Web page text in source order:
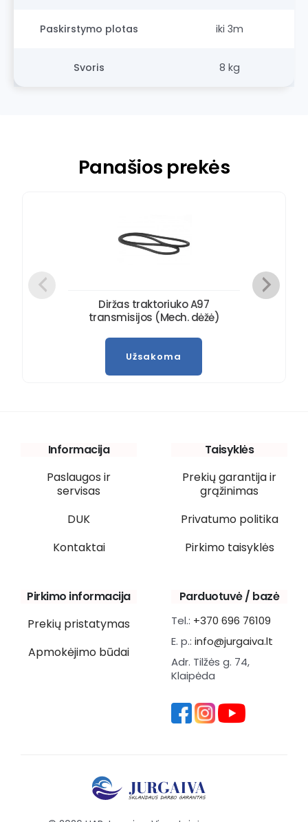
Paskirstymo plotas iki 3m
Svoris 8 kg
Panašios prekės
Diržas traktoriuko A97
transmisijos (Mech. dėžė)
Užsakoma
Informacija
Paslaugos ir
servisas
DUK
Kontaktai
Taisyklės
Prekių garantija ir
grąžinimas
Privatumo politika
Pirkimo taisyklės
Pirkimo informacija
Prekių pristatymas
Apmokėjimo būdai
Parduotuvė / bazė
Tel.: +370 696 76109
E. p.: info@jurgaiva.lt
Adr. Tilžės g. 74,
Klaipėda